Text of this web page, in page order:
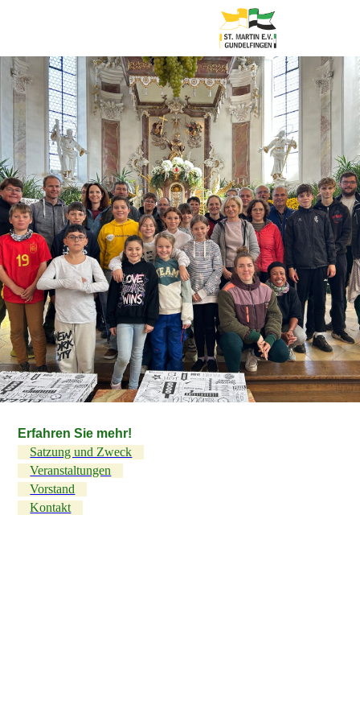
Erfahren Sie mehr!
Satzung und Zweck
Veranstaltungen
Vorstand
Kontakt